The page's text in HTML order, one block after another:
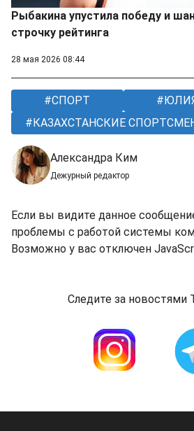
Рыбакина упустила победу и
строчку рейтинга
28 мая 2026 08:44
СПОРТ
КАЗАХСТАНСКИЕ
Александра Ким
Дежурный редактор
Если вы видите данное
проблемы с работой системы
Возможно у вас отключен
Следите за новостями